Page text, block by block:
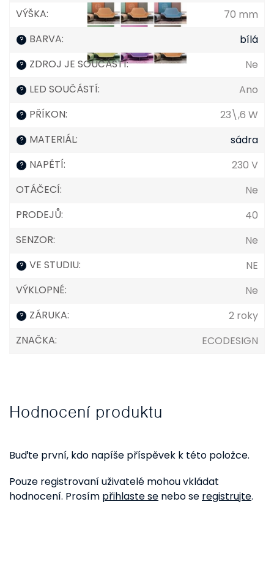
VÝŠKA: 70 mm
? BARVA: bílá
? ZDROJ JE SOUČÁSTÍ: Ne
? LED SOUČÁSTÍ: Ano
? PŘÍKON: 23\,6 W
? MATERIÁL: sádra
? NAPĚTÍ:
230 V
OTÁČECÍ:
Ne
PRODEJŮ:
40
SENZOR: Ne
? VE STUDIU:
NE
VÝKLOPNÉ: Ne
? ZÁRUKA:
2 roky
ZNAČKA: ECODESIGN
Hodnocení produktu
Buďte první, kdo napíše příspěvek k této položce.
Pouze registrovaní uživatelé mohou vkládat
hodnocení. Prosím přihlaste se nebo se registrujte.